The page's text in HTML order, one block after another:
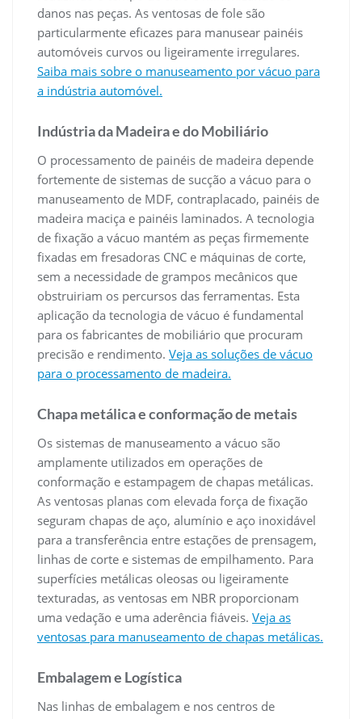
danos nas peças. As ventosas de fole são
particularmente eficazes para manusear painéis
automóveis curvos ou ligeiramente irregulares.
Saiba mais sobre o manuseamento por vácuo para
a indústria automóvel.
Indústria da Madeira e do Mobiliário
O processamento de painéis de madeira depende
fortemente de sistemas de sucção a vácuo para o
manuseamento de MDF, contraplacado, painéis de
madeira maciça e painéis laminados. A tecnologia
de fixação a vácuo mantém as peças firmemente
fixadas em fresadoras CNC e máquinas de corte,
sem a necessidade de grampos mecânicos que
obstruiriam os percursos das ferramentas. Esta
aplicação da tecnologia de vácuo é fundamental
para os fabricantes de mobiliário que procuram
precisão e rendimento. Veja as soluções de vácuo
para o processamento de madeira.
Chapa metálica e conformação de metais
Os sistemas de manuseamento a vácuo são
amplamente utilizados em operações de
conformação e estampagem de chapas metálicas.
As ventosas planas com elevada força de fixação
seguram chapas de aço, alumínio e aço inoxidável
para a transferência entre estações de prensagem,
linhas de corte e sistemas de empilhamento. Para
superfícies metálicas oleosas ou ligeiramente
texturadas, as ventosas em NBR proporcionam
uma vedação e uma aderência fiáveis. Veja as
ventosas para manuseamento de chapas metálicas.
Embalagem e Logística
Nas linhas de embalagem e nos centros de